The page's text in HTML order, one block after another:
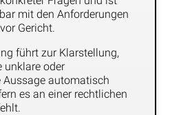
mit den Anforderungen
Gericht.
führt zur Klarstellung,
unklare oder
automatisch
es an einer rechtlichen